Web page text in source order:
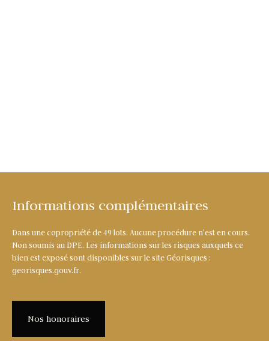
Informations complémentaires
Dans une copropriété de 49 lots. Aucune procédure n'est en cours.
Non soumis au DPE. Les informations sur les risques auxquels ce
bien est exposé sont disponibles sur le site Géorisques :
georisques.gouv.fr.
Nos honoraires